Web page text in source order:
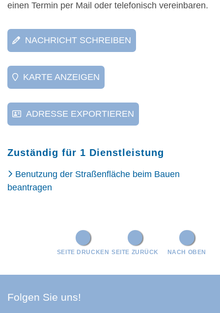
einen Termin per Mail oder telefonisch vereinbaren.
NACHRICHT SCHREIBEN
KARTE ANZEIGEN
ADRESSE EXPORTIEREN
Zuständig für 1 Dienstleistung
Benutzung der Straßenfläche beim Bauen
beantragen
NACH OBEN
SEITE ZURÜCK
SEITE DRUCKEN
Folgen Sie uns!